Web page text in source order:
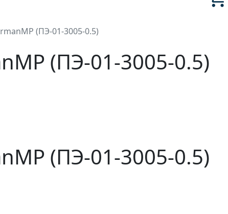
(ПЭ-01-3005-0.5)
(ПЭ-01-3005-0.5)
(ПЭ-01-3005-0.5)